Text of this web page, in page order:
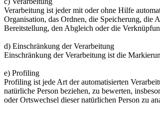
Verarbeitung ist jeder mit oder ohne Hilfe
Organisation, das Ordnen, die Speicherung, die
Bereitstellung, den Abgleich oder die
d) Einschränkung der Verarbeitung
Einschränkung der Verarbeitung ist die
e) Profiling
Profiling ist jede Art der automatisierten
natürliche Person beziehen, zu bewerten,
oder Ortswechsel dieser natürlichen Person zu